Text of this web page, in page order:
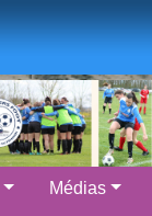
Médias